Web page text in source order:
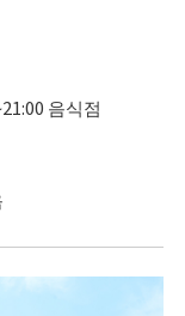
음식점